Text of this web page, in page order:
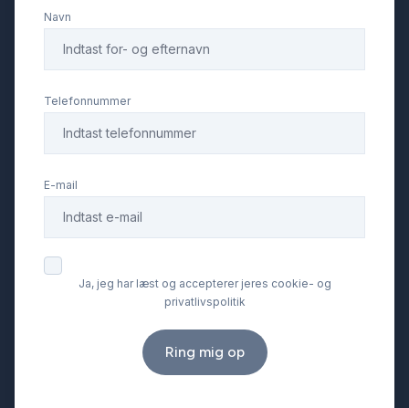
Navn
Telefonnummer
E-mail
Ja, jeg har læst og accepterer jeres cookie- og
privatlivspolitik
Ring mig op